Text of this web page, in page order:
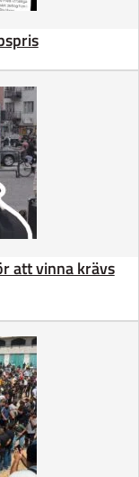
att vinna krävs